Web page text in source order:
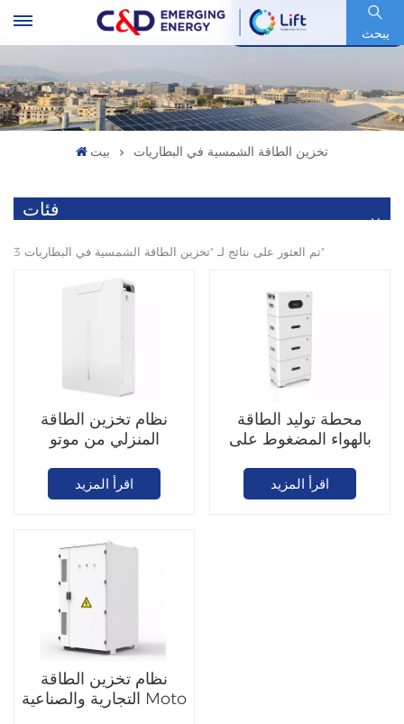
يبحث
رمز السهم : 600153.SH
بيت تخزين الطاقة الشمسية في البطاريات
فئات
3 تم العثور على نتائج لـ "تخزين الطاقة الشمسية في البطاريات"
نظام تخزين الطاقة
المنزلي من موتو
ساعة
اقرأ المزيد
محطة توليد الطاقة
بالهواء المضغوط على
اقرأ المزيد
نظام تخزين الطاقة
التجارية والصناعية Moto